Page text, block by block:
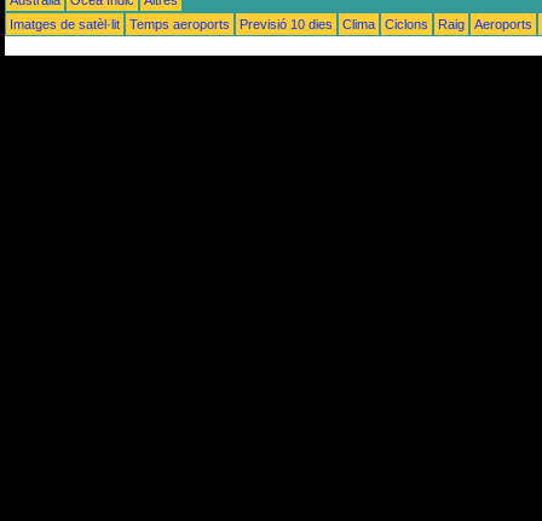
Imatges de satèl·lit
Temps aeroports Previsió 10 dies Clima Ciclons Raig Aeroports